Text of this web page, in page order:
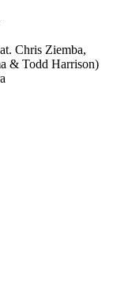
Chris Ziemba,
& Todd Harrison)